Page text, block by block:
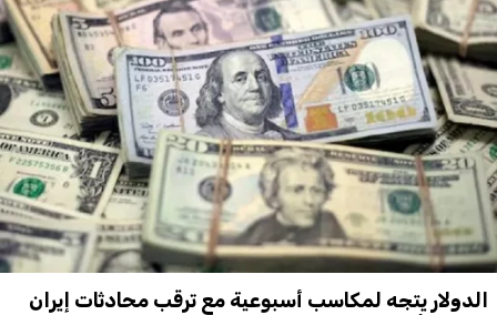
الدولار يتجه لمكاسب أسبوعية مع ترقب محادثات إيران